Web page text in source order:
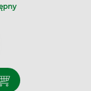
koszyka